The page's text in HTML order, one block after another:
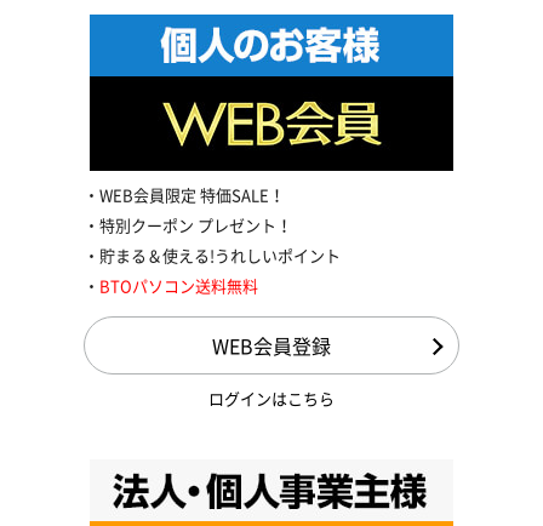
WEB会員限定 特価SALE！
特別クーポン プレゼント！
貯まる＆使える!うれしいポイント
BTOパソコン送料無料
WEB会員登録
ログインはこちら